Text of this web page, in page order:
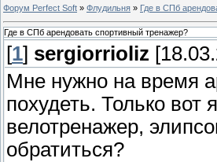
Форум Perfect Soft » Флудильня » Где в СПб
Где в СПб арендовать спортивный тренажер?
[1] sergiorrioliz
Мне нужно на время
похудеть. Только вот
велотренажер,
обратиться?